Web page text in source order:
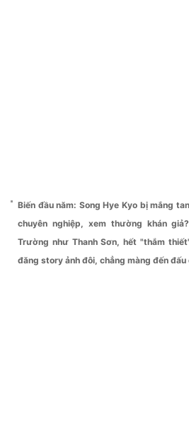
Biến đầu năm: Song Hye Kyo bị mắng
chuyên nghiệp, xem thường khán giả?
Trường như Thanh Sơn, hết "thắm
đăng story ảnh đôi, chẳng màng đến